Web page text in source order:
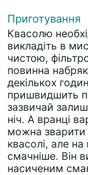
Приготування
Квасолю
викладіть в
чистою,
повинна
декількох
пришвидшить
зазвичай
ніч. А вранці
можна зварити
квасолі, але на
смачніше. Він
насиченим